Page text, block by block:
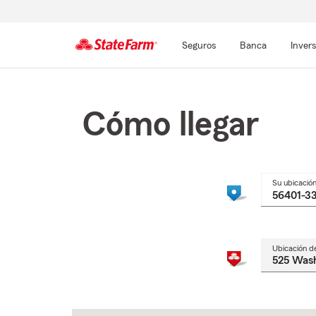
Seguros Banca
Cómo llegar
Su ubicación
Ubicación